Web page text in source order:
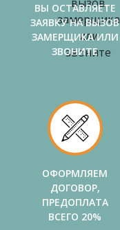
ВЫ ОСТАВЛЯЕТЕ
ЗАЯВКУ НА ВЫЗОВ
ЗАМЕРЩИКА ИЛИ
ЗВОНИТЕ
ОФОРМЛЯЕМ
ДОГОВОР,
ПРЕДОПЛАТА
ВСЕГО 20%